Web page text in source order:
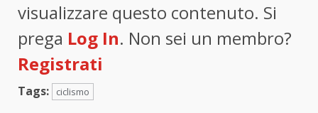
visualizzare questo contenuto. Si
prega Log In. Non sei un membro?
Registrati
Tags: ciclismo